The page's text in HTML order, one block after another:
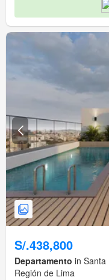
S/.438,800
Departamento in Santa
Región de Lima